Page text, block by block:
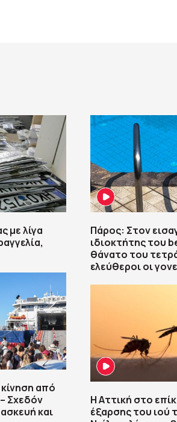
με λίγα
από
Σχεδόν
και
Πάρος: Στον
ιδιοκτήτης του
θάνατο του
ελεύθεροι οι
Η Αττική στο
έξαρσης του ιού